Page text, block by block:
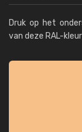
Druk op het
van deze RAL-